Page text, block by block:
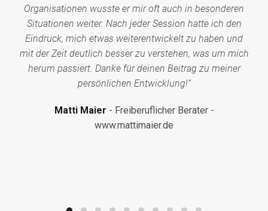
Organisationen wusste er mir oft auch in besonderen
Situationen weiter. Nach jeder Session hatte ich den
Eindruck, mich etwas weiterentwickelt zu haben und
mit der Zeit deutlich besser zu verstehen, was um mich
herum passiert. Danke für deinen Beitrag zu meiner
persönlichen Entwicklung!“
Matti Maier
Freiberuflicher Berater -
www.mattimaier.de